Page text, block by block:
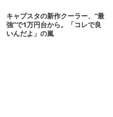
キャプスタの新作クーラー、“最
強”で1万円台から。「コレで良
いんだよ」の嵐